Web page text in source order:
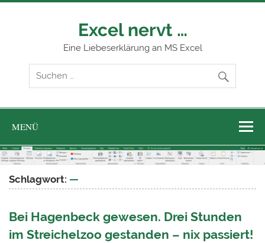
Zum
Excel nervt …
Eine Liebeserklärung an MS Excel
MENÜ
Schlagwort: —
Bei Hagenbeck gewesen. Drei Stunden
im Streichelzoo gestanden – nix passiert!